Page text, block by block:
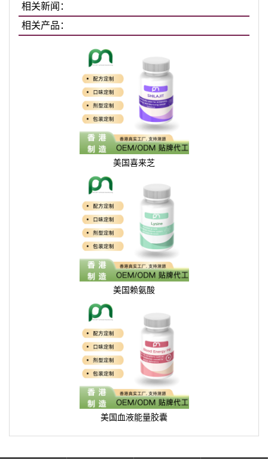
相关新闻：
相关产品：
美国喜来芝
美国赖氨酸
美国血液能量胶囊